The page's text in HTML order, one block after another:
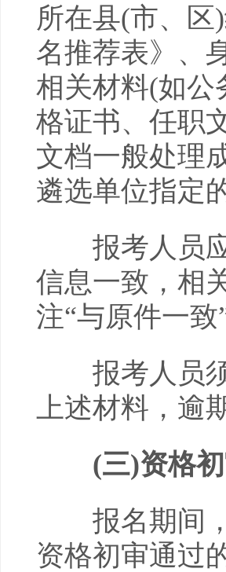
所在县(市、
名推荐表》、
相关材料(如公
格证书、任职
文档一般处理
遴选单位指定
报考人员应
信息一致，相
注“与原件一致
报考人员须
上述材料，逾
(三)资格
报名期间，
资格初审通过